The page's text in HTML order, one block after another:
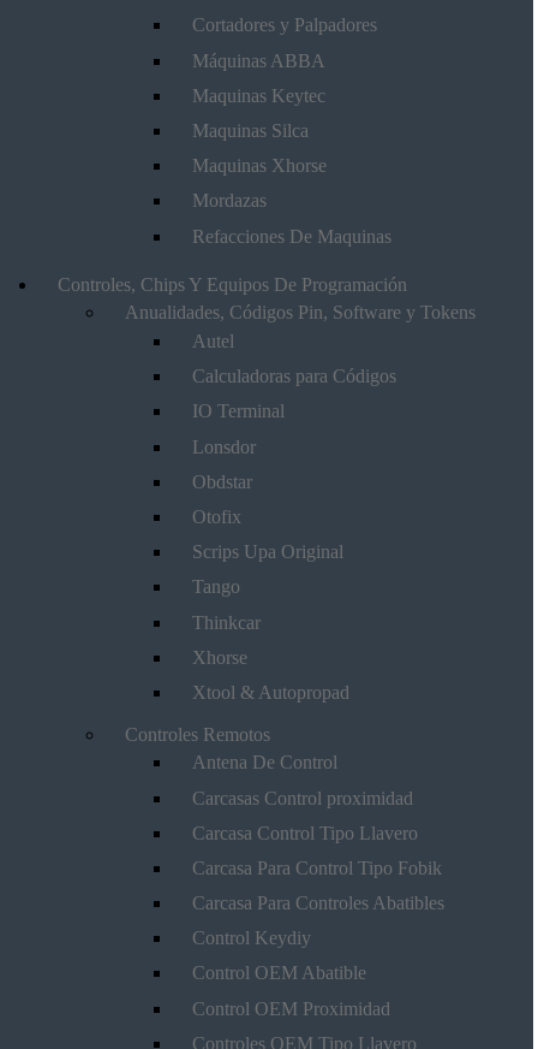
Cortadores y Palpadores
Máquinas ABBA
Maquinas Keytec
Maquinas Silca
Maquinas Xhorse
Mordazas
Refacciones De Maquinas
Controles, Chips Y Equipos De Programación
Anualidades, Códigos Pin, Software y Tokens
Autel
Calculadoras para Códigos
IO Terminal
Lonsdor
Obdstar
Otofix
Scrips Upa Original
Tango
Thinkcar
Xhorse
Xtool & Autopropad
Controles Remotos
Antena De Control
Carcasas Control proximidad
Carcasa Control Tipo Llavero
Carcasa Para Control Tipo Fobik
Carcasa Para Controles Abatibles
Control Keydiy
Control OEM Abatible
Control OEM Proximidad
Controles OEM Tipo Llavero